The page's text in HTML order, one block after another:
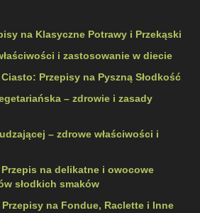
na Klasyczne Potrawy i Przekąski
i zastosowanie w diecie
Przepisy na Pyszną Słodkość
– zdrowie i zasady
– zdrowe właściwości i
na delikatne i owocowe
słodkich smaków
na Fondue, Raclette i Inne